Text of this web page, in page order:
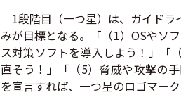
1段階目（一つ星）は、ガイドラ
みが目標となる。「（1）OSやソ
ス対策ソフトを導入しよう！」「
直そう！」「（5）脅威や攻撃の
を宣言すれば、一つ星のロゴマーク